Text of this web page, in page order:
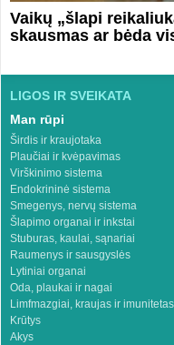
Vaikų „šlapi
skausmas ar bėda
LIGOS IR SVEIKATA
Man rūpi
Širdis ir kraujotaka
Plaučiai ir kvėpavimas
Virškinimo sistema
Endokrininė sistema
Smegenys, nervų sistema
Šlapimo organai ir inkstai
Stuburas, kaulai, sąnariai
Raumenys ir sausgyslės
Lytiniai organai
Oda, plaukai ir nagai
Limfmazgiai, kraujas ir imunitetas
Krūtys
Akys